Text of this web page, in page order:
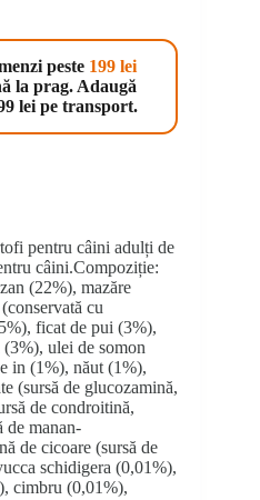
peste 199 lei
la prag. Adaugă
lei pe transport.
pentru câini adulți de
câini.Compoziție:
(22%), mazăre
cu
ficat de pui (3%),
ulei de somon
in (1%), năut (1%),
(sursă de glucozamină,
de condroitină,
de manan-
de cicoare (sursă de
schidigera (0,01%),
cimbru (0,01%),